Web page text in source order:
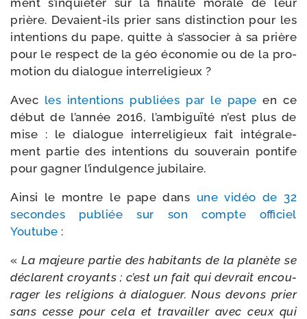
ment s’inquiéter sur la fina­li­té morale de leur
prière. Devaient-​ils prier sans dis­tinc­tion pour les
inten­tions du pape, quitte à s’associer à sa prière
pour le res­pect de la géo éco­no­mie ou de la pro­
mo­tion du dia­logue interreligieux ?
Avec les inten­tions publiées par le pape en ce
début de l’année 2016, l’ambiguïté n’est plus de
mise : le dia­logue inter­re­li­gieux fait inté­gra­le­
ment par­tie des inten­tions du sou­ve­rain pon­tife
pour gagner l’indulgence jubilaire.
Ainsi le montre le pape dans une vidéo de 32
secondes publiée sur son compte offi­ciel
Youtube :
« La majeure par­tie des habi­tants de la pla­nète se
déclarent croyants ; c’est un fait qui devrait encou­
ra­ger les reli­gions à dia­lo­guer. Nous devons prier
sans cesse pour cela et tra­vailler avec ceux qui